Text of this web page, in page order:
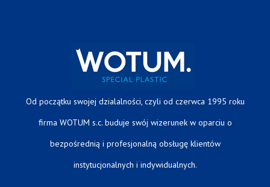
Od początku swojej dzialalności, czyli od czerwca 1995 roku
firma WOTUM s.c. buduje swój wizerunek w oparciu o
bezpośrednią i profesjonalną obsługę klientów
instytucjonalnych i indywidualnych.